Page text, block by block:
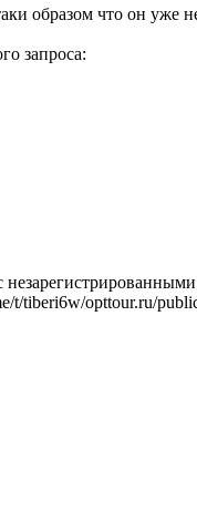
образом что он уже
запроса:
t/tiberi6w/opttour.ru/